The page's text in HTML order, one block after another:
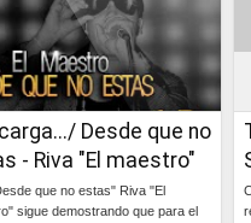
Desde que no
- Riva "El maestro"
que no estas" Riva "El
sigue demostrando que para el